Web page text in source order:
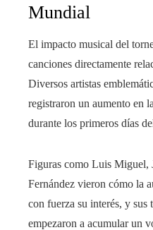
Mundial
El impacto musical del
canciones directamente
Diversos artistas
registraron un aumento en
durante los primeros días
Figuras como Luis Miguel,
Fernández vieron cómo la
con fuerza su interés, y sus
empezaron a acumular un